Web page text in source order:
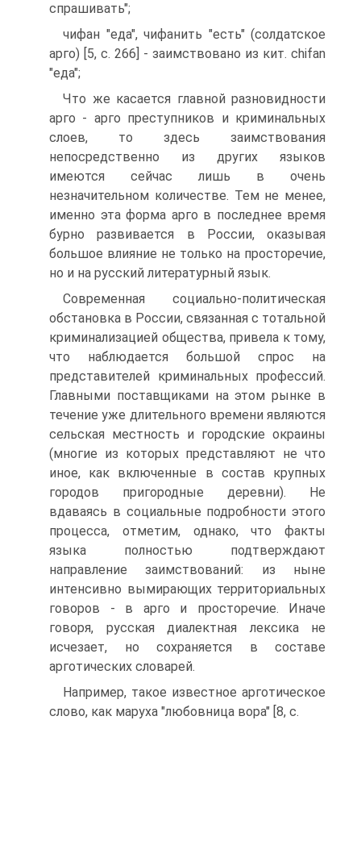
спрашивать";
чифан "еда", чифанить "есть" (солдатское
арго) [5, с. 266] - заимствовано из кит. chifan
"еда";
Что же касается главной разновидности
арго - арго преступников и криминальных
слоев, то здесь заимствования
непосредственно из других языков
имеются сейчас лишь в очень
незначительном количестве. Тем не менее,
именно эта форма арго в последнее время
бурно развивается в России, оказывая
большое влияние не только на просторечие,
но и на русский литературный язык.
Современная социально-политическая
обстановка в России, связанная с тотальной
криминализацией общества, привела к тому,
что наблюдается большой спрос на
представителей криминальных профессий.
Главными поставщиками на этом рынке в
течение уже длительного времени являются
сельская местность и городские окраины
(многие из которых представляют не что
иное, как включенные в состав крупных
городов пригородные деревни). Не
вдаваясь в социальные подробности этого
процесса, отметим, однако, что факты
языка полностью подтверждают
направление заимствований: из ныне
интенсивно вымирающих территориальных
говоров - в арго и просторечие. Иначе
говоря, русская диалектная лексика не
исчезает, но сохраняется в составе
арготических словарей.
Например, такое известное арготическое
слово, как маруха "любовница вора" [8, с.